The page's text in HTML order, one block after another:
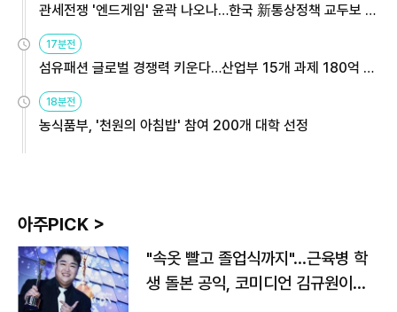
관세전쟁 '엔드게임' 윤곽 나오나…한국 新통상정책 교두보 활
17분전
섬유패션 글로벌 경쟁력 키운다…산업부 15개 과제 180억 지
18분전
농식품부, '천원의 아침밥' 참여 200개 대학 선정
아주PICK >
"속옷 빨고 졸업식까지"…근육병 학
생 돌본 공익, 코미디언 김규원이었